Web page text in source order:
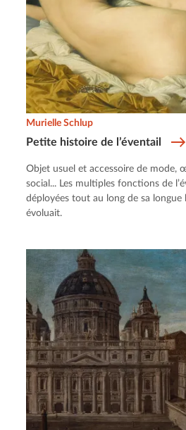
Petite histoire de l’éventail
Murielle Schlup
Objet usuel et accessoire de mode,
social... Les multiples fonctions de
déployées tout au long de sa longue
évoluait.